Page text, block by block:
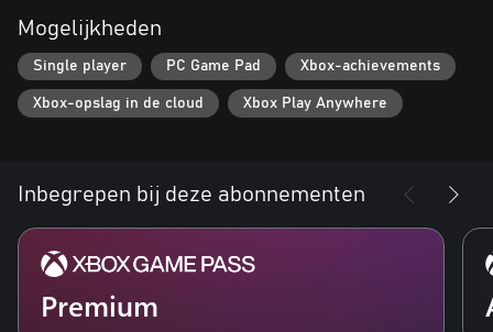
Mogelijkheden
Single player PC Game Pad Xbox-achievements
Xbox-opslag in de cloud Xbox Play Anywhere
Inbegrepen bij deze abonnementen
Premium